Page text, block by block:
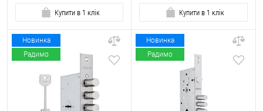
Купити в 1 клік Купити в 1 клік
Новинка
Радимо
Новинка
Радимо